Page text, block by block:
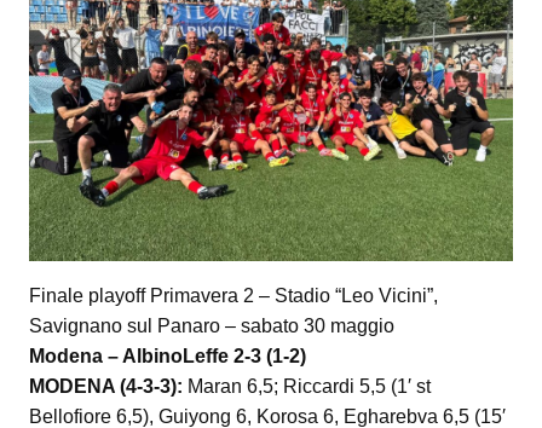
Finale playoff Primavera 2 – Stadio “Leo Vicini”,
Savignano sul Panaro – sabato 30 maggio
Modena – AlbinoLeffe 2-3 (1-2)
MODENA (4-3-3): Maran 6,5; Riccardi 5,5 (1′ st
Bellofiore 6,5), Guiyong 6, Korosa 6, Egharebva 6,5 (15′